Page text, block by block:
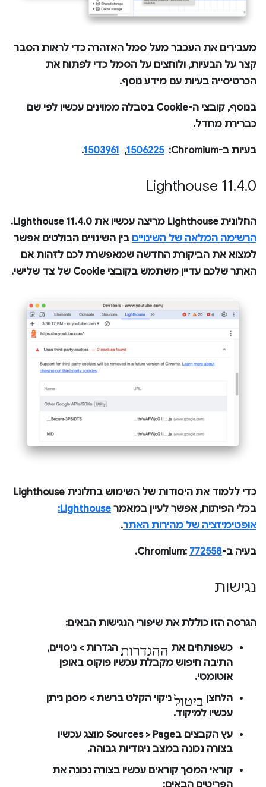
מעבירים את העכבר מעל סמל האזהרה כדי לראות הסבר
קצר על הבעיות, ולוחצים על הסמל כדי לפתוח את
הכרטיסייה בעיות עם מידע נוסף.
בנוסף, קובצי ה-Cookie בטבלה ממוינים עכשיו לפי שם
כברירת מחדל.
בעיות ב-Chromium: ‏ 1506225
, ‏
1503961
.
‫Lighthouse 11.4.0
החלונית Lighthouse מריצה עכשיו את Lighthouse 11.4.0.
הרשימה המלאה של השינויים בין השינויים הבולטים אפשר
למצוא את הביקורת החדשה שמאפשרת לכם לזהות אם
האתר שלכם עדיין משתמש בקובצי Cookie של צד שלישי.
כדי ללמוד את היסודות של השימוש בחלונית Lighthouse
בכלי הפיתוח, אפשר לעיין במאמר
Lighthouse:
אופטימיזציה של מהירות האתר.
בעיה ב-Chromium:772558
.
נגישות
הגרסה הזו כוללת את שיפורי הנגישות הבאים:
כשפותחים את ההגדרות הגדרות > ניסויים,
התיבה חיפוש מקבלת עכשיו פוקוס באופן
אוטומטי.
הלחצן ביטול ניקוי הקלט ברשת > מסנן ניתן
עכשיו למיקוד.
עץ הקבצים ב
Sources> Page
מוצג עכשיו
בצורה נכונה במצב ניגודיות גבוהה.
קוראי המסך קוראים עכשיו בצורה נכונה את
הפריטים הבאים: